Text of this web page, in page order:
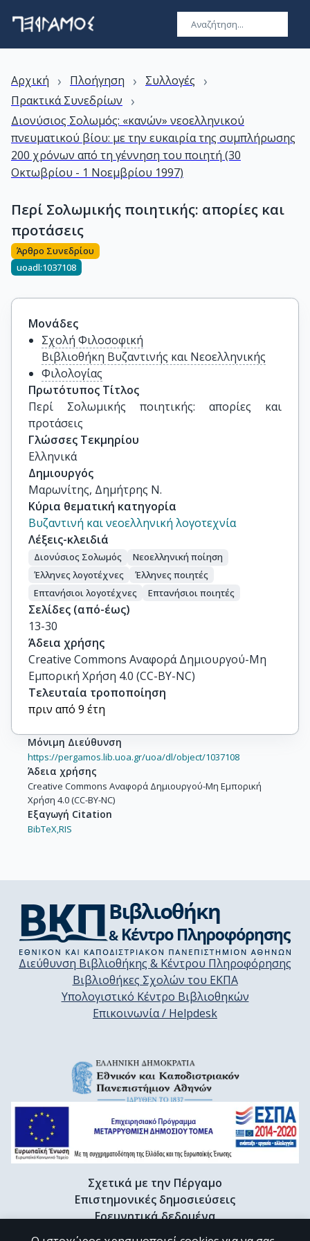
Αρχική › Πλοήγηση › Συλλογές ›
Πρακτικά Συνεδρίων ›
Διονύσιος Σολωμός: «κανών» νεοελληνικού
πνευματικού βίου: με την ευκαιρία της συμπλήρωσης
200 χρόνων από τη γέννηση του ποιητή (30
Οκτωβρίου - 1 Νοεμβρίου 1997)
Περί Σολωμικής ποιητικής: απορίες και
προτάσεις
Άρθρο Συνεδρίου
uoadl:1037108
Μονάδες
Σχολή Φιλοσοφική
Βιβλιοθήκη Βυζαντινής και Νεοελληνικής
Φιλολογίας
Πρωτότυπος Τίτλος
Περί Σολωμικής ποιητικής: απορίες και
προτάσεις
Γλώσσες Τεκμηρίου
Ελληνικά
Δημιουργός
Μαρωνίτης, Δημήτρης Ν.
Κύρια θεματική κατηγορία
Βυζαντινή και νεοελληνική λογοτεχνία
Λέξεις-κλειδιά
Διονύσιος Σολωμός
Νεοελληνική ποίηση
Έλληνες λογοτέχνες
Έλληνες ποιητές
Επτανήσιοι λογοτέχνες
Επτανήσιοι ποιητές
Σελίδες (από-έως)
13-30
Άδεια χρήσης
Creative Commons Αναφορά Δημιουργού-Μη
Εμπορική Χρήση 4.0 (CC-BY-NC)
Τελευταία τροποποίηση
πριν από 9 έτη
Μόνιμη Διεύθυνση
https://pergamos.lib.uoa.gr/uoa/dl/object/1037108
Άδεια χρήσης
Creative Commons Αναφορά Δημιουργού-Μη Εμπορική
Χρήση 4.0 (CC-BY-NC)
Εξαγωγή Citation
BibTeX,RIS
Διεύθυνση Βιβλιοθήκης & Κέντρου Πληροφόρησης
Βιβλιοθήκες Σχολών του ΕΚΠΑ
Υπολογιστικό Κέντρο Βιβλιοθηκών
Επικοινωνία / Helpdesk
Σχετικά με την Πέργαμο
Επιστημονικές δημοσιεύσεις
Ερευνητικά δεδομένα
Διδακτορικές διατριβές & Γκρίζα βιβλιογραφία